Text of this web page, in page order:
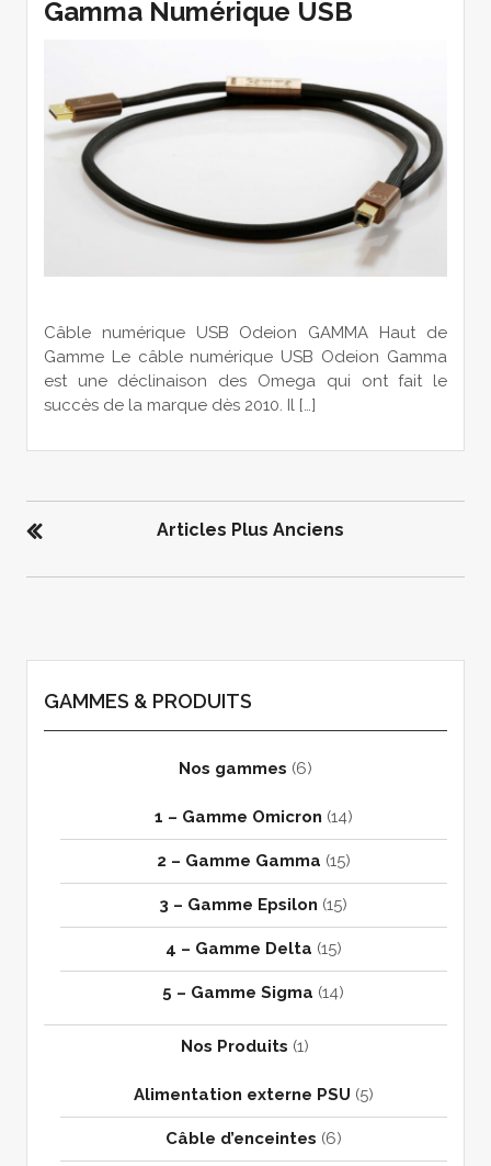
Gamma Numérique USB
Câble numérique USB Odeion GAMMA Haut de
Gamme Le câble numérique USB Odeion Gamma
est une déclinaison des Omega qui ont fait le
succès de la marque dès 2010. Il […]
N
A
I
T
Articles Plus Anciens
GAMMES & PRODUITS
Nos gammes (6)
1 – Gamme Omicron (14)
2 – Gamme Gamma (15)
3 – Gamme Epsilon (15)
4 – Gamme Delta (15)
5 – Gamme Sigma (14)
Nos Produits (1)
Alimentation externe PSU (5)
Câble d’enceintes (6)